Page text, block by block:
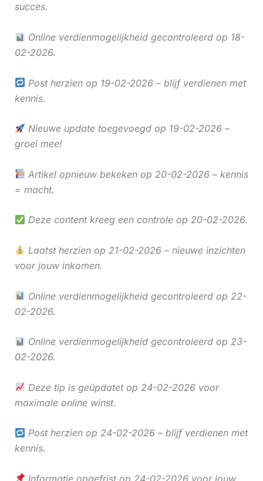
succes.
Online verdienmogelijkheid gecontroleerd op 18-
02-2026.
Post herzien op 19-02-2026 – blijf verdienen met
kennis.
Nieuwe update toegevoegd op 19-02-2026 –
groei mee!
Artikel opnieuw bekeken op 20-02-2026 – kennis
= macht.
Deze content kreeg een controle op 20-02-2026.
Laatst herzien op 21-02-2026 – nieuwe inzichten
voor jouw inkomen.
Online verdienmogelijkheid gecontroleerd op 22-
02-2026.
Online verdienmogelijkheid gecontroleerd op 23-
02-2026.
Deze tip is geüpdatet op 24-02-2026 voor
maximale online winst.
Post herzien op 24-02-2026 – blijf verdienen met
kennis.
Informatie opgefrist op 24-02-2026 voor jouw